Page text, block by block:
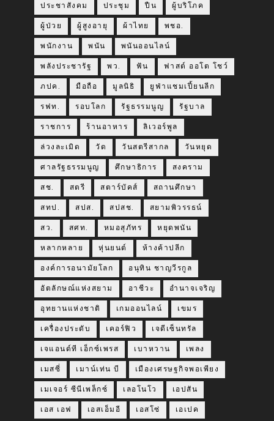
ประชาสังคม ประชุม ปืน ผู้บริโภค
ผู้ป่วย ผู้สูงอายุ ผ้าไทย พชอ.
พนักงาน พนัน พนันออนไลน์
พลังประชารัฐ พว. ฟัน ฟาสต์ ออโต โชว์
ภปค. มือถือ มูลนิธิ ยูฟ่าแชมเปี้ยนลีก
รฟท. รอบโลก รัฐธรรมนูญ รัฐบาล
ราชการ ร้านอาหาร ลิเวอร์พูล
ล่วงละเมิด วัด วันสตรีสากล วันหยุด
ศาลรัฐธรรมนูญ ศึกษาธิการ สงคราม
สช. สตรี สตาร์บัคส์ สถานศึกษา
สทป. สปส. สปสช. สยามพิวรรธน์
สว. สศท. หมอสุภัทร หยุดพนัน
หลากหลาย หุ่นยนต์ ห้างค้าปลีก
องค์การอนามัยโลก อนุทิน ชาญวีรกูล
อัตลักษณ์แห่งสยาม อาชีวะ อำนาจเจริญ
อุทยานแห่งชาติ เกมออนไลน์ เขมร
เครื่องประดับ เคอร์ฟิว เจดีเซ็นทรัล
เจแอนด์ที เอ็กซ์เพรส เบาหวาน เพลง
เมสซี่ เมาน์เท่น บี เมืองเศรษฐกิจพอเพียง
เมเจอร์ ซีนีเพล็กซ์ เลอโนโว เอปสัน
เอส เอฟ เอสเอ็มอี เอสโซ่ เอเปค